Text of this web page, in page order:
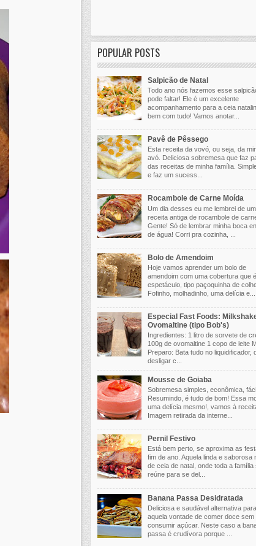
POPULAR POSTS
Salpicão de Natal
Todo ano nós fazemos esse
pode faltar! Ele é um excelente
acompanhamento para a ceia
bem com tudo! Vamos anotar...
Pavê de Pêssego
Esta receita da vovó, ou seja, da
avó. Deliciosa sobremesa que faz
das receitas de minha família.
e faz um sucess...
Rocambole de Carne Moída
Um dia desses eu me lembrei de
receita antiga de rocambole de
Gente! Só de lembrar minha boca
de água! Corri pra cozinha, ...
Bolo de Amendoim
Hoje vamos aprender um bolo de
amendoim com uma cobertura que
espetáculo, tipo paçoquinha de
Fofinho, molhadinho, uma delícia e...
Especial Fast Foods:
Ovomaltine (tipo Bob's)
Ingredientes: 1 litro de sorvete de
100g de ovomaltine 1 copo de leite
Preparo: Bata tudo no liquidificador,
desligar c...
Mousse de Goiaba
Sobremesa simples, econômica,
Resumindo, é tudo de bom! Essa
uma delícia mesmo!, vamos à
Imagem retirada da interne...
Pernil Festivo
Está bem perto, se aproxima as
fim de ano. Aquela linda e saborosa
de ceia de natal, onde toda a família
reúne para se del...
Banana Passa Desidratada
Deliciosa e saudável alternativa
aquela vontade de comer doce sem
consumir açúcar. Neste caso a
passa é crudívora porque ...